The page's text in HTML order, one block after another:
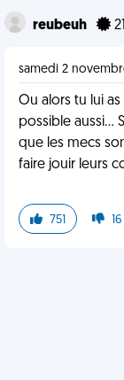
reubeuh 21
samedi 2
Ou alors tu lui
possible aussi...
que les mecs
faire jouir leurs
751 16